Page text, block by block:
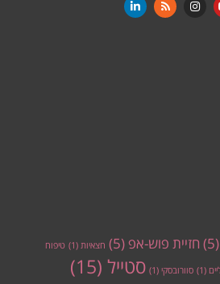
(5) חזיית פוש-אפ(5) חצאיות (1) טיפוח
(1) סוורובסקי (1) סטייל (15)